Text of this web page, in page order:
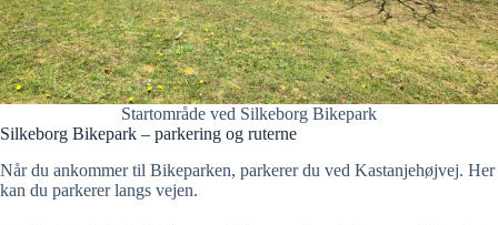
Startområde ved Silkeborg Bikepark
Silkeborg Bikepark – parkering og ruterne
Når du ankommer til Bikeparken, parkerer du ved Kastanjehøjvej. Her
kan du parkerer langs vejen.